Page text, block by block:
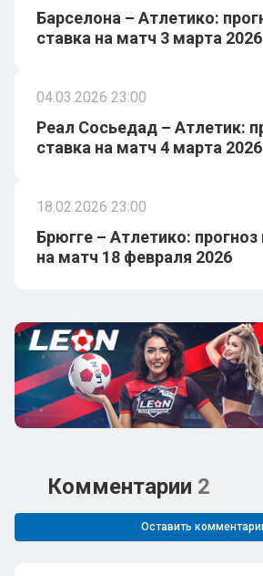
Барселона – Атлетико:
ставка на матч 3 марта 2026
04.03.2026 23:00
Реал Сосьедад – Атлетик:
ставка на матч 4 марта 2026
18.02.2026 23:00
Брюгге – Атлетико: прогноз
на матч 18 февраля 2026
Комментарии 2
Оставить